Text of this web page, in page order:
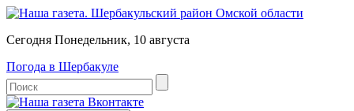
Сегодня Понедельник, 10 августа
Погода в Шербакуле